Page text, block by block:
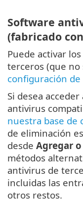
Software
(fabricado con
Puede activar
terceros (que no
configuración
Si desea
antivirus
nuestra base de
de eliminación
desde Agregar
métodos
antivirus de
incluidas las
otros restos.